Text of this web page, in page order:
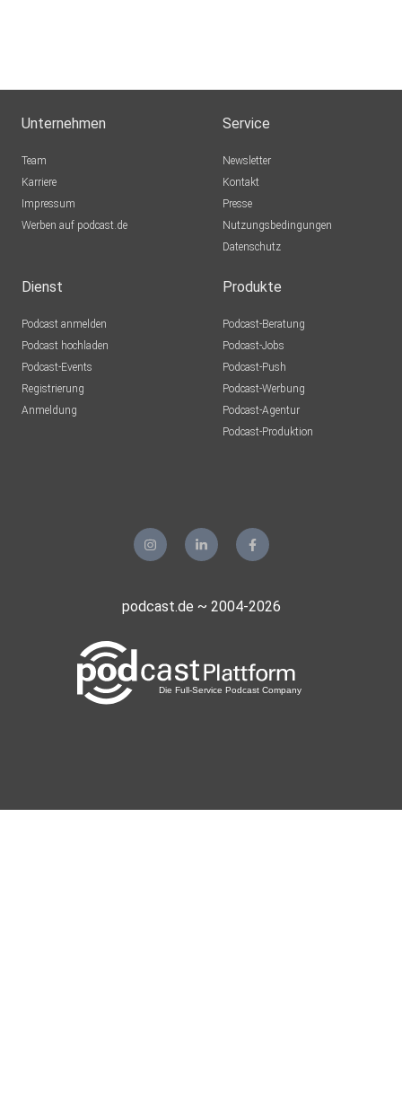
Unternehmen
Team
Karriere
Impressum
Werben auf podcast.de
Service
Newsletter
Kontakt
Presse
Nutzungsbedingungen
Datenschutz
Dienst
Podcast anmelden
Podcast hochladen
Podcast-Events
Registrierung
Anmeldung
Produkte
Podcast-Beratung
Podcast-Jobs
Podcast-Push
Podcast-Werbung
Podcast-Agentur
Podcast-Produktion
podcast.de ~ 2004-2026